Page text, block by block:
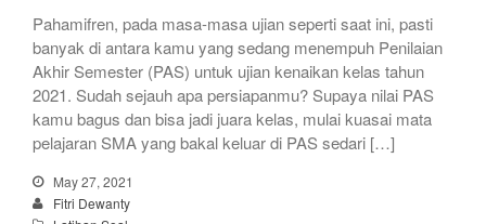
Pahamifren, pada masa-masa ujian seperti saat ini, pasti
banyak di antara kamu yang sedang menempuh Penilaian
Akhir Semester (PAS) untuk ujian kenaikan kelas tahun
2021. Sudah sejauh apa persiapanmu? Supaya nilai PAS
kamu bagus dan bisa jadi juara kelas, mulai kuasai mata
pelajaran SMA yang bakal keluar di PAS sedari […]
May 27, 2021
Fitri Dewanty